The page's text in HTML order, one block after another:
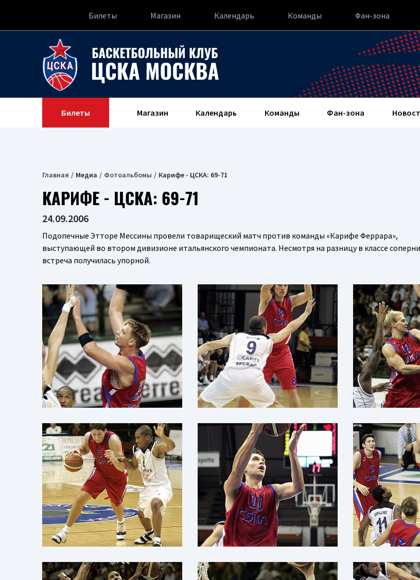
Билеты Магазин Календарь Команды Фан-зона
Билеты Магазин Календарь Команды Фан-зона
Главная Медиа Фотоальбомы Карифе - ЦСКА: 69-71
КАРИФЕ - ЦСКА: 69-71
24.09.2006
Подопечные Этторе Мессины провели товарищеский матч против команды «Карифе Феррара»,
выступающей во втором дивизионе итальянского чемпионата. Несмотря на разницу в классе
встреча получилась упорной.